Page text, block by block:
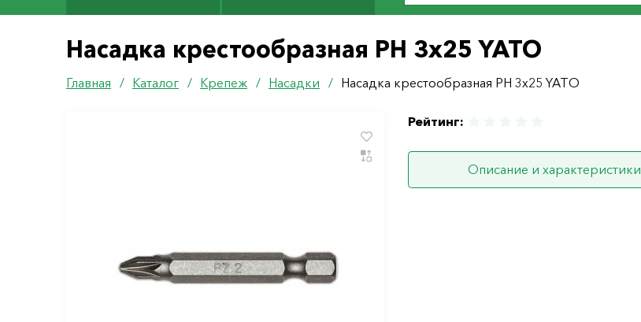
Насадка крестообразная PН 3х25 YATO
Главная / Каталог / Крепеж / Насадки / Насадка крестообразная PН 3х25 YATO
Рейтинг:
Описание и характеристики